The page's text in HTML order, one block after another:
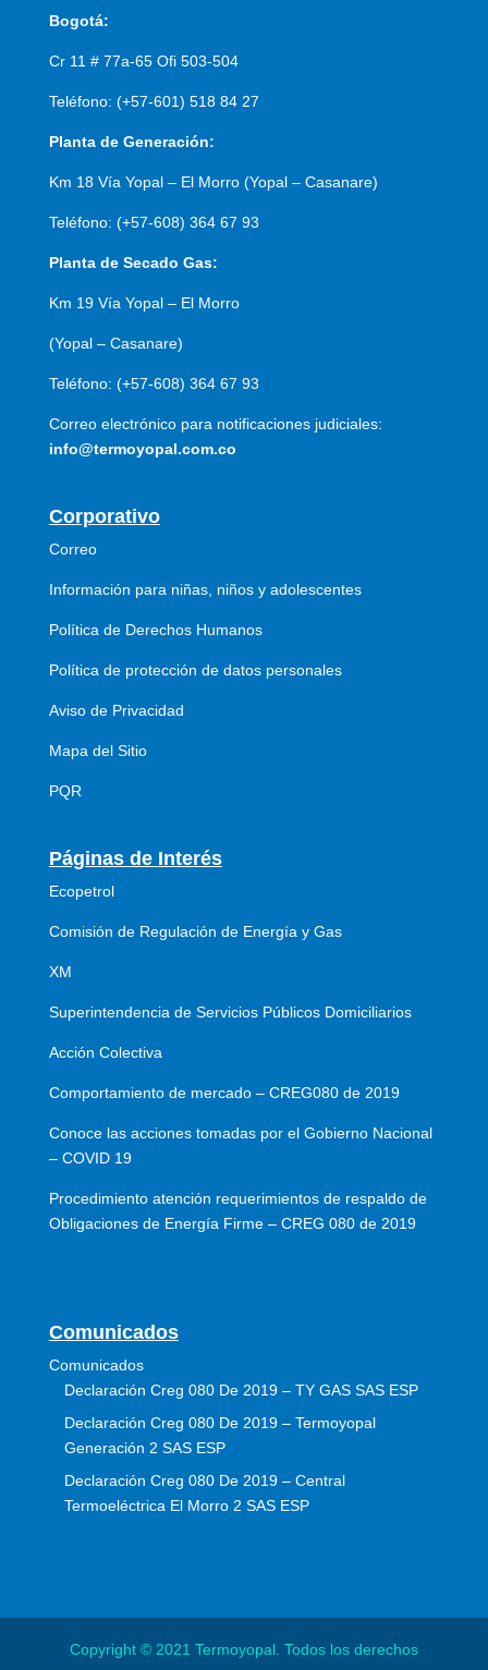
Bogotá:
Cr 11 # 77a-65 Ofi 503-504
Teléfono: (+57-601) 518 84 27
Planta de Generación:
Km 18 Vía Yopal – El Morro (Yopal – Casanare)
Teléfono: (+57-608) 364 67 93
Planta de Secado Gas:
Km 19 Vía Yopal – El Morro
(Yopal – Casanare)
Teléfono: (+57-608) 364 67 93
Correo electrónico para notificaciones judiciales:
info@termoyopal.com.co
Corporativo
Correo
Información para niñas, niños y adolescentes
Política de Derechos Humanos
Política de protección de datos personales
Aviso de Privacidad
Mapa del Sitio
PQR
Páginas de Interés
Ecopetrol
Comisión de Regulación de Energía y Gas
XM
Superintendencia de Servicios Públicos Domiciliarios
Acción Colectiva
Comportamiento de mercado – CREG080 de 2019
Conoce las acciones tomadas por el Gobierno Nacional
– COVID 19
Procedimiento atención requerimientos de respaldo de
Obligaciones de Energía Firme – CREG 080 de 2019
Comunicados
Comunicados
Declaración Creg 080 De 2019 – TY GAS SAS ESP
Declaración Creg 080 De 2019 – Termoyopal
Generación 2 SAS ESP
Declaración Creg 080 De 2019 – Central
Termoeléctrica El Morro 2 SAS ESP
Copyright © 2021 Termoyopal. Todos los derechos